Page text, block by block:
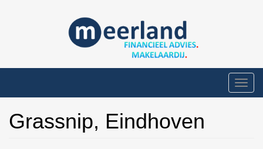
Toggle
Grassnip, Eindhoven